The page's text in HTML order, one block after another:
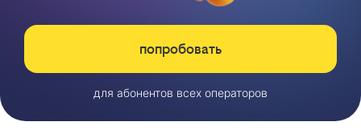
попробовать
для абонентов всех операторов